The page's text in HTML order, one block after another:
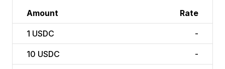
Amount Rate
1 USDC -
10 USDC -